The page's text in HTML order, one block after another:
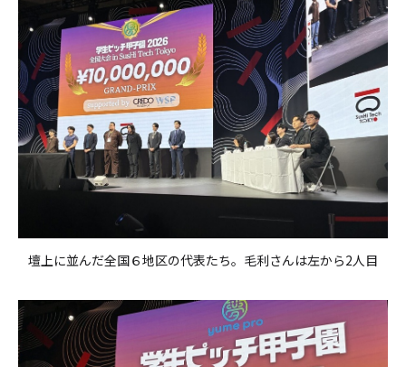
壇上に並んだ全国６地区の代表たち。毛利さんは左から2人目